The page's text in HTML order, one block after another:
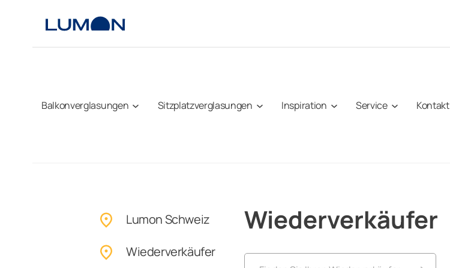
Balkonverglasungen Sitzplatzverglasungen Inspiration Service Kontakt
Lumon Schweiz
Wiederverkäufer
Wiederverkäufer